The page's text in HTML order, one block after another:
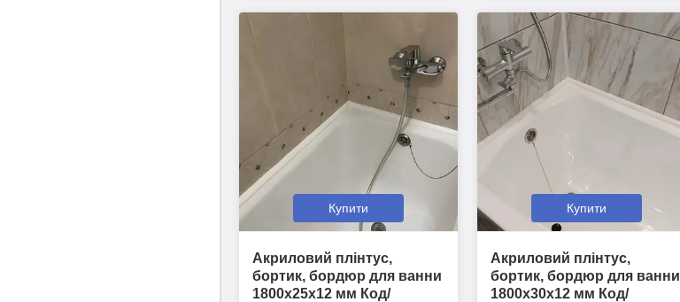
Купити
Акриловий плінтус,
бортик, бордюр для ванни
1800х25х12 мм Код/
Купити
Акриловий плінтус,
бортик, бордюр для ванни
1800х30х12 мм Код/